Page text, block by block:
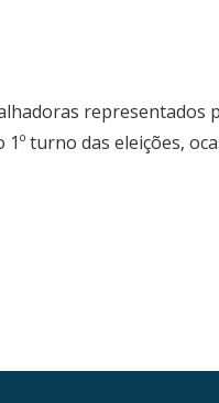
representados
turno das eleições,